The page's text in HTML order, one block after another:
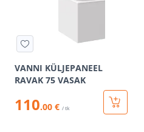
VANNI KÜLJEPANEEL
RAVAK 75 VASAK
110.00 € / tk